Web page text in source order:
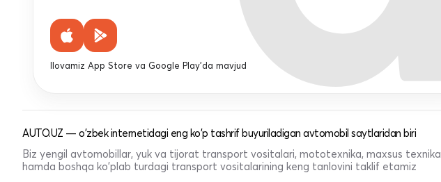
Ilovamiz App Store va Google Play'da mavjud
AUTO.UZ — o'zbek internetidagi eng ko'p tashrif buyuriladigan avtomobil saytlaridan biri
Biz yengil avtomobillar, yuk va tijorat transport vositalari, mototexnika, maxsus texnika
hamda boshqa ko'plab turdagi transport vositalarining keng tanlovini taklif etamiz